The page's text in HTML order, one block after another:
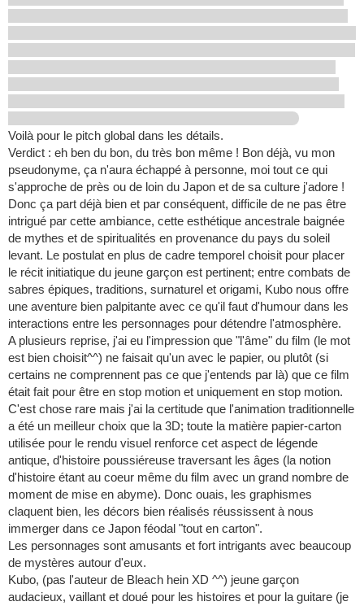
Voilà pour le pitch global dans les détails.
Verdict : eh ben du bon, du très bon même ! Bon déjà, vu mon
pseudonyme, ça n'aura échappé à personne, moi tout ce qui
s'approche de près ou de loin du Japon et de sa culture j'adore !
Donc ça part déjà bien et par conséquent, difficile de ne pas être
intrigué par cette ambiance, cette esthétique ancestrale baignée
de mythes et de spiritualités en provenance du pays du soleil
levant. Le postulat en plus de cadre temporel choisit pour placer
le récit initiatique du jeune garçon est pertinent; entre combats de
sabres épiques, traditions, surnaturel et origami, Kubo nous offre
une aventure bien palpitante avec ce qu'il faut d'humour dans les
interactions entre les personnages pour détendre l'atmosphère.
A plusieurs reprise, j'ai eu l'impression que "l'âme" du film (le mot
est bien choisit^^) ne faisait qu'un avec le papier, ou plutôt (si
certains ne comprennent pas ce que j'entends par là) que ce film
était fait pour être en stop motion et uniquement en stop motion.
C'est chose rare mais j'ai la certitude que l'animation traditionnelle
a été un meilleur choix que la 3D; toute la matière papier-carton
utilisée pour le rendu visuel renforce cet aspect de légende
antique, d'histoire poussiéreuse traversant les âges (la notion
d'histoire étant au coeur même du film avec un grand nombre de
moment de mise en abyme). Donc ouais, les graphismes
claquent bien, les décors bien réalisés réussissent à nous
immerger dans ce Japon féodal "tout en carton".
Les personnages sont amusants et fort intrigants avec beaucoup
de mystères autour d'eux.
Kubo, (pas l'auteur de Bleach hein XD ^^) jeune garçon
audacieux, vaillant et doué pour les histoires et pour la guitare (je